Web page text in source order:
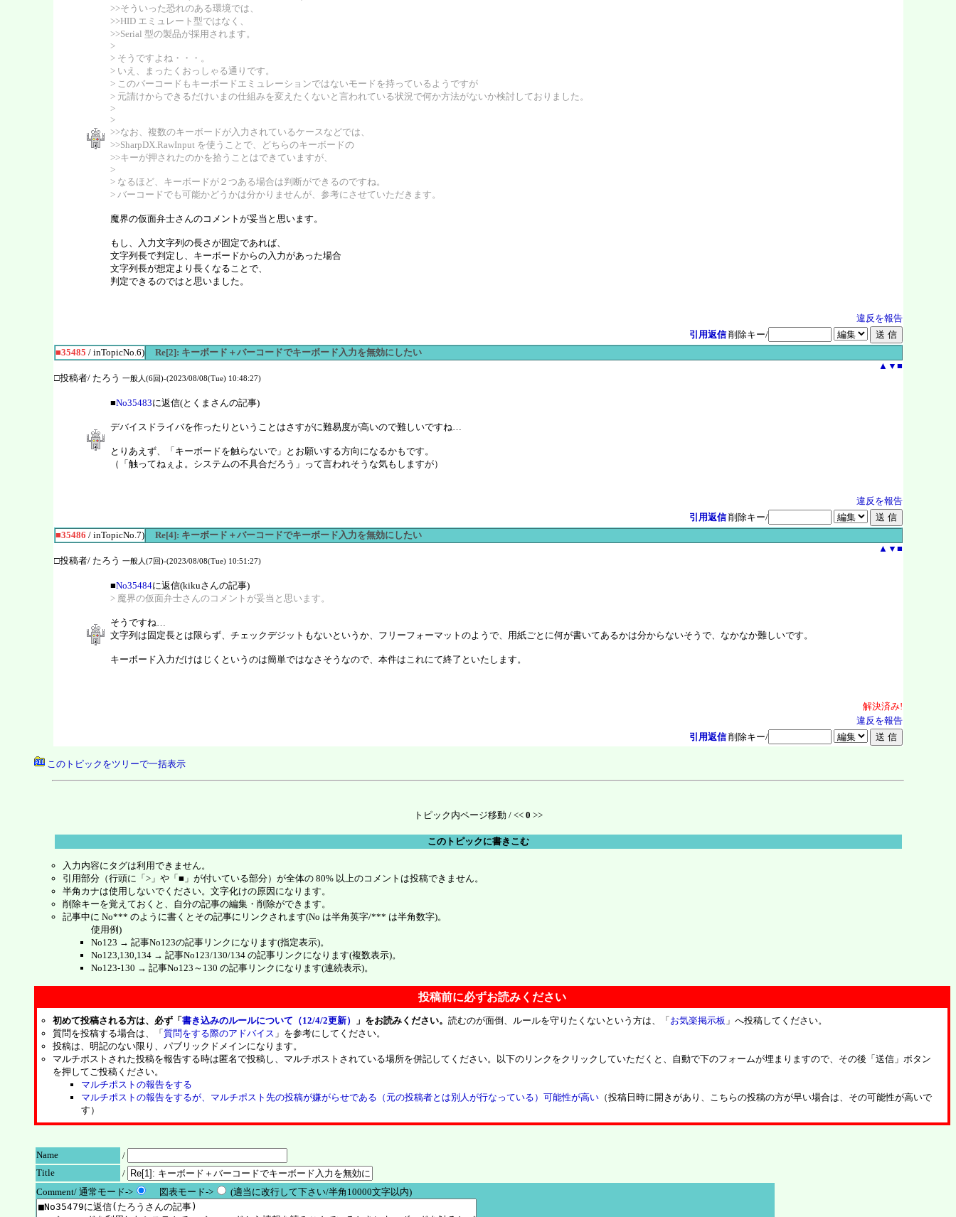
>>そういった恐れのある環境では、
>>HID エミュレート型ではなく、
>>Serial 型の製品が採用されます。
>
> そうですよね・・・。
> いえ、まったくおっしゃる通りです。
> このバーコードもキーボードエミュレーションではないモードを持っているようですが
> 元請けからできるだけいまの仕組みを変えたくないと言われている状況で何か方法がないか検討しておりました。
>
>
>>なお、複数のキーボードが入力されているケースなどでは、
>>SharpDX.RawInput を使うことで、どちらのキーボードの
>>キーが押されたのかを拾うことはできていますが、
>
> なるほど、キーボードが２つある場合は判断ができるのですね。
> バーコードでも可能かどうかは分かりませんが、参考にさせていただきます。
魔界の仮面弁士さんのコメントが妥当と思います。
もし、入力文字列の長さが固定であれば、
文字列長で判定し、キーボードからの入力があった場合
文字列長が想定より長くなることで、
判定できるのではと思いました。
違反を報告
引用返信 削除キー/
■35485 / inTopicNo.6)
Re[2]: キーボード＋バーコードでキーボード入力を無効にしたい
▲ ▼ ■
□投稿者/ たろう 一般人(6回)-(2023/08/08(Tue) 10:48:27)
■No35483に返信(とくまさんの記事)
デバイスドライバを作ったりということはさすがに難易度が高いので難しいですね…
とりあえず、「キーボードを触らないで」とお願いする方向になるかもです。
（「触ってねぇよ。システムの不具合だろう」って言われそうな気もしますが）
違反を報告
引用返信 削除キー/
■35486 / inTopicNo.7)
Re[4]: キーボード＋バーコードでキーボード入力を無効にしたい
▲ ▼ ■
□投稿者/ たろう 一般人(7回)-(2023/08/08(Tue) 10:51:27)
■No35484に返信(kikuさんの記事)
> 魔界の仮面弁士さんのコメントが妥当と思います。
そうですね…
文字列は固定長とは限らず、チェックデジットもないというか、フリーフォーマットのようで、用紙ごとに何が書いてあるかは分からないそうで、なかなか難しいです。
キーボード入力だけはじくというのは簡単ではなさそうなので、本件はこれにて終了といたします。
解決済み!
違反を報告
引用返信 削除キー/
このトピックをツリーで一括表示
トピック内ページ移動 / << 0 >>
このトピックに書きこむ
入力内容にタグは利用できません。
引用部分（行頭に「>」や「■」が付いている部分）が全体の 80% 以上のコメントは投稿できません。
半角カナは使用しないでください。文字化けの原因になります。
削除キーを覚えておくと、自分の記事の編集・削除ができます。
記事中に No*** のように書くとその記事にリンクされます(No は半角英字/*** は半角数字)。
使用例)
No123 → 記事No123の記事リンクになります(指定表示)。
No123,130,134 → 記事No123/130/134 の記事リンクになります(複数表示)。
No123-130 → 記事No123～130 の記事リンクになります(連続表示)。
投稿前に必ずお読みください
初めて投稿される方は、必ず「書き込みのルールについて（12/4/2更新） 」をお読みください。 読むのが面倒、ルールを守りたくないという方は、「お気楽掲示板 」へ投稿してください。
質問を投稿する場合は、「質問をする際のアドバイス 」を参考にしてください。
投稿は、明記のない限り、パブリックドメインになります。
マルチポストされた投稿を報告する時は匿名で投稿し、マルチポストされている場所を併記してください。以下のリンクをクリックしていただくと、自動で下のフォームが埋まりますので、その後「送信」ボタン
を押してご投稿ください。
マルチポストの報告をする
マルチポストの報告をするが、マルチポスト先の投稿が嫌がらせである（元の投稿者とは別人が行なっている）可能性が高い （投稿日時に開きがあり、こちらの投稿の方が早い場合は、その可能性が高いで
す）
Name
/
Title
/
Comment/ 通常モード->
図表モード-> (適当に改行して下さい/半角10000文字以内)